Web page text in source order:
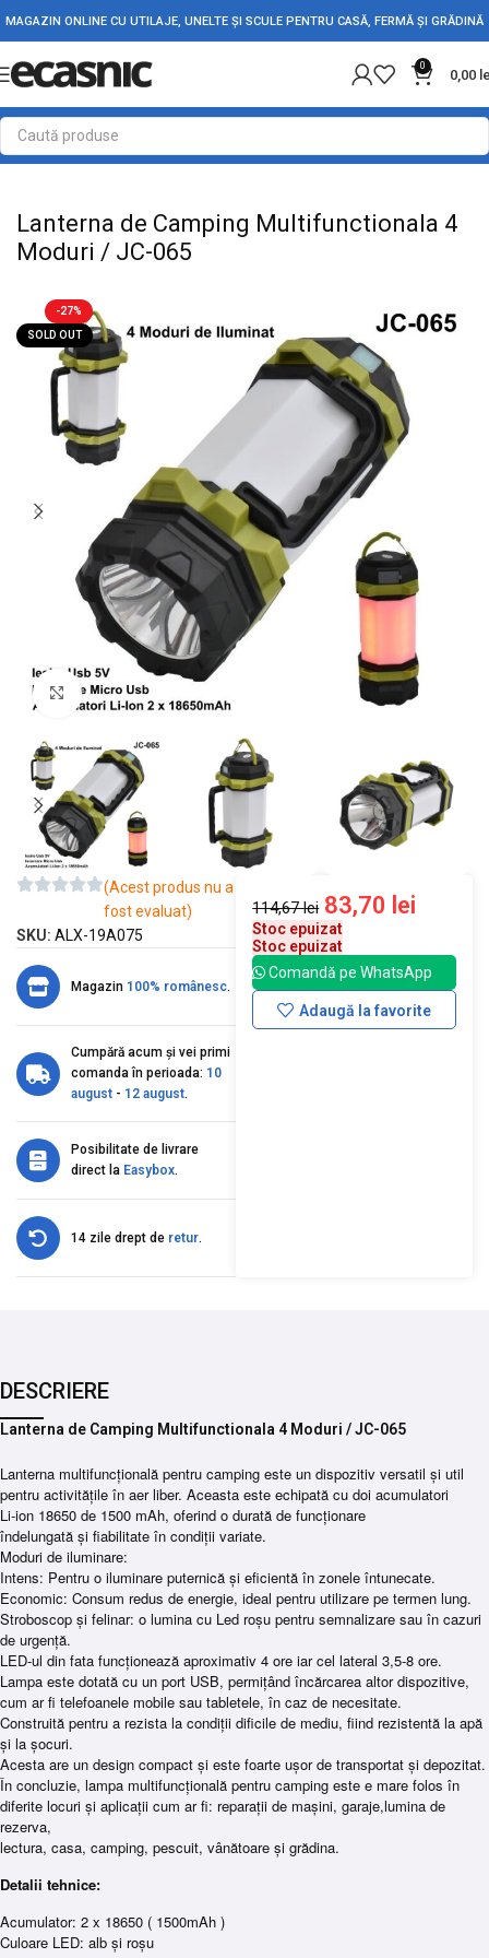
MAGAZIN ONLINE CU UTILAJE, UNELTE ȘI SCULE PENTRU CASĂ, FERMĂ ȘI GRĂDINĂ
0
0,00
Prima pagină Iluminat Led Lanterne Led Lanterne de Mana
Lanterna de Camping Multifunctionala 4
Moduri / JC-065
-27%
SOLD OUT
Mărește imaginea
(Acest produs nu a
fost evaluat)
SKU: ALX-19A075
Magazin 100% românesc.
Cumpără acum și vei primi
comanda în perioada: 10
august - 12 august.
Posibilitate de livrare
direct la Easybox.
14 zile drept de retur.
114,67lei 83,70 lei
Stoc epuizat
Stoc epuizat
Comandă pe WhatsApp
Adaugă la favorite
DESCRIERE
Lanterna de Camping Multifunctionala 4 Moduri / JC-065
Lanterna multifuncțională pentru camping este un dispozitiv versatil și util
pentru activitățile în aer liber. Aceasta este echipată cu doi acumulatori
Li-ion 18650 de 1500 mAh, oferind o durată de funcționare
îndelungată și fiabilitate în condiții variate.
Moduri de iluminare:
Intens: Pentru o iluminare puternică și eficientă în zonele întunecate.
Economic: Consum redus de energie, ideal pentru utilizare pe termen lung.
Stroboscop și felinar: o lumina cu Led roșu pentru semnalizare sau în cazuri
de urgență.
LED-ul din fata funcționează aproximativ 4 ore iar cel lateral 3,5-8 ore.
Lampa este dotată cu un port USB, permițând încărcarea altor dispozitive,
cum ar fi telefoanele mobile sau tabletele, în caz de necesitate.
Construită pentru a rezista la condiții dificile de mediu, fiind rezistentă la apă
și la șocuri.
Acesta are un design compact și este foarte ușor de transportat și depozitat.
În concluzie, lampa multifuncțională pentru camping este e mare folos în
diferite locuri și aplicații cum ar fi: reparații de mașini, garaje,lumina de
rezerva,
lectura, casa, camping, pescuit, vânătoare și grădina.
Detalii tehnice:
Acumulator: 2 x 18650 ( 1500mAh )
Culoare LED: alb și roșu